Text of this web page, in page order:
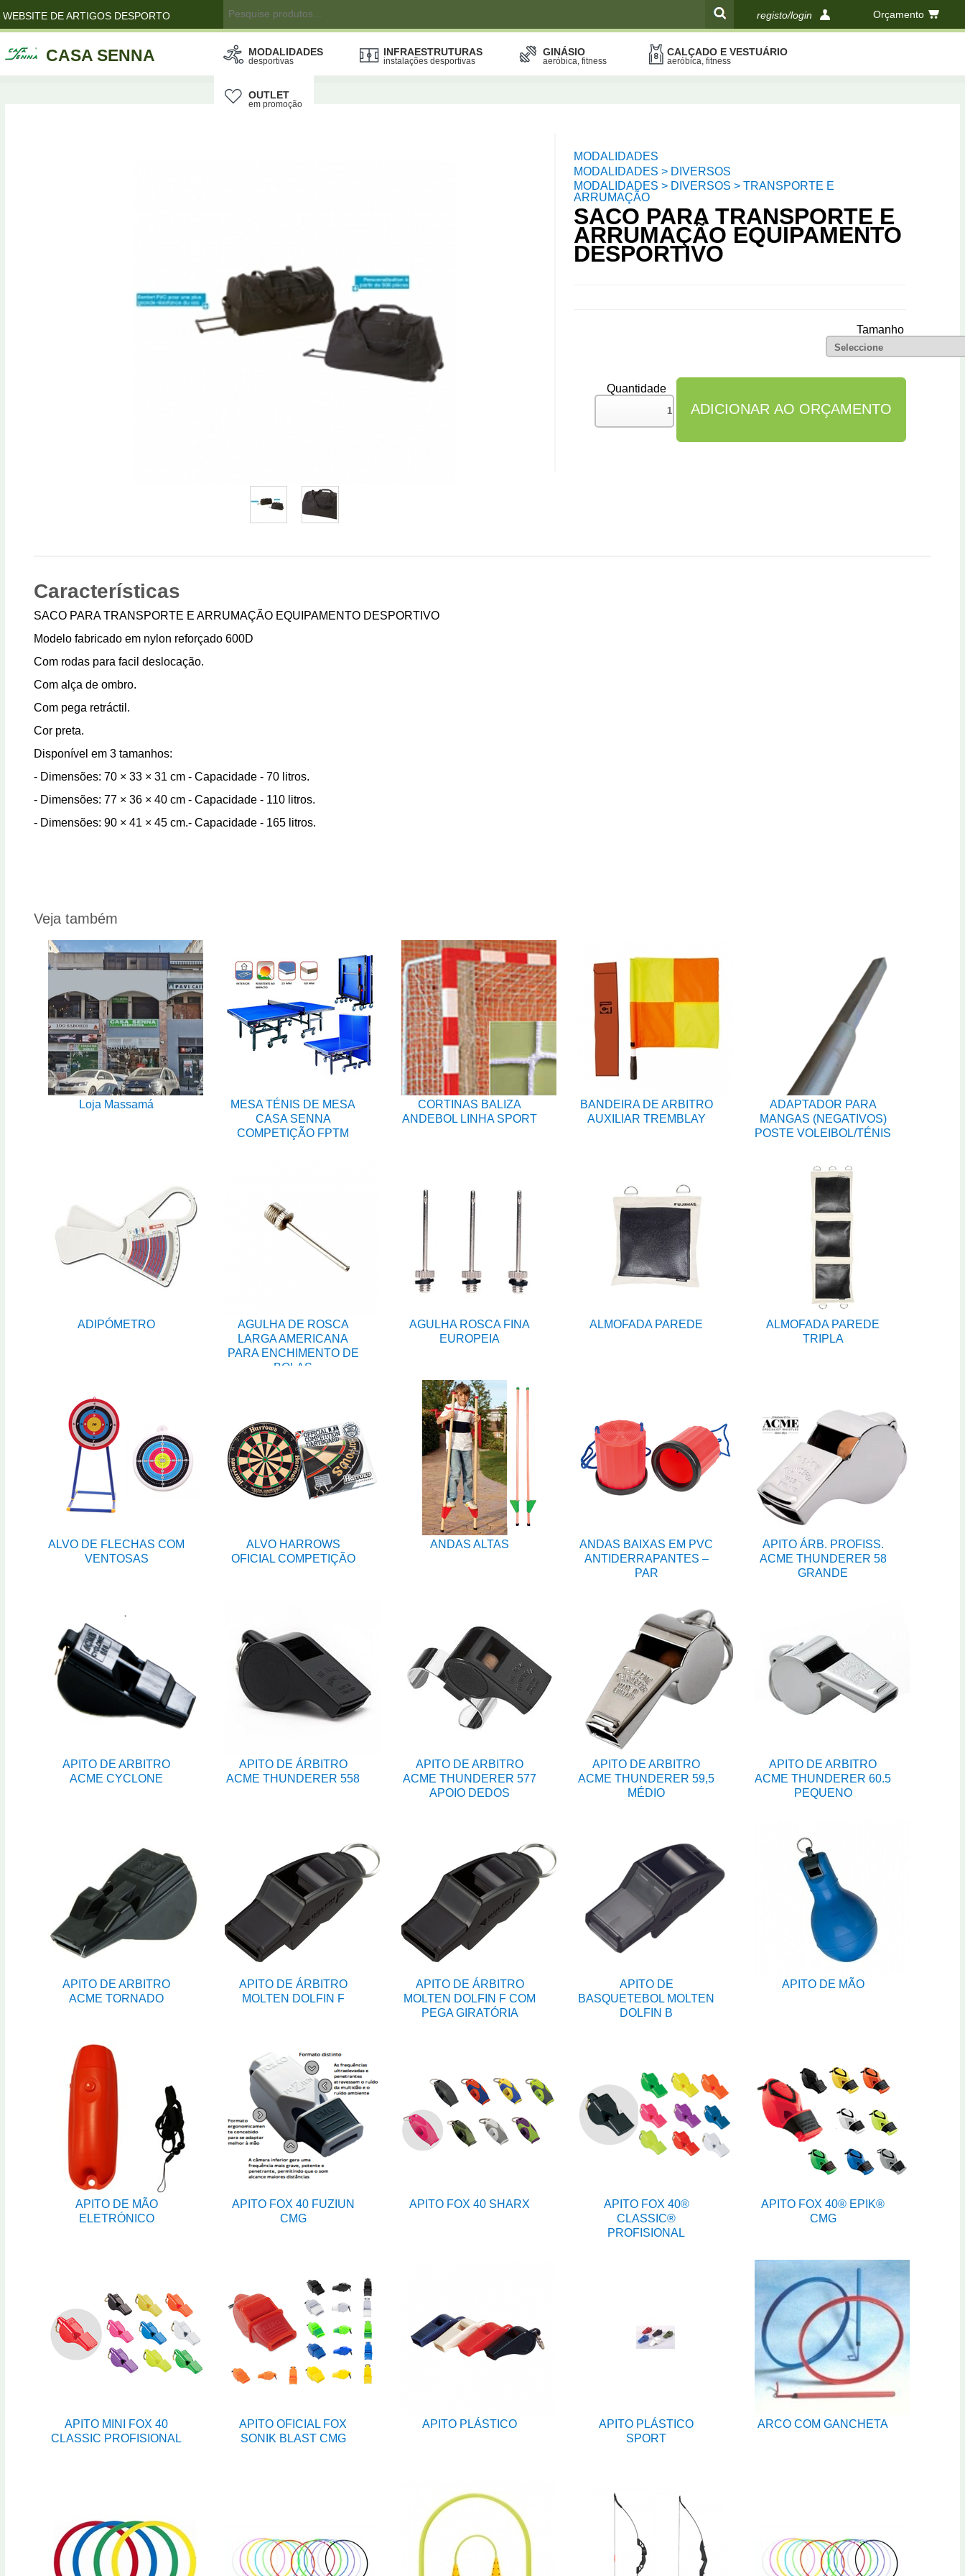
WEBSITE DE ARTIGOS DESPORTO registo/login Orçamento
CASA SENNA MODALIDADES
desportivas
INFRAESTRUTURAS
instalações desportivas
GINÁSIO
aeróbica, fitness
CALÇADO E VESTUÁRIO
aeróbica, fitness
OUTLET
em promoção
MODALIDADES
MODALIDADES > DIVERSOS
MODALIDADES > DIVERSOS > TRANSPORTE E
ARRUMAÇÃO
SACO PARA TRANSPORTE E
ARRUMAÇÃO EQUIPAMENTO
DESPORTIVO
Tamanho
Quantidade
Características
SACO PARA TRANSPORTE E ARRUMAÇÃO EQUIPAMENTO DESPORTIVO
Modelo fabricado em nylon reforçado 600D
Com rodas para facil deslocação.
Com alça de ombro.
Com pega retráctil.
Cor preta.
Disponível em 3 tamanhos:
- Dimensões: 70 × 33 × 31 cm - Capacidade - 70 litros.
- Dimensões: 77 × 36 × 40 cm - Capacidade - 110 litros.
- Dimensões: 90 × 41 × 45 cm.- Capacidade - 165 litros.
Veja também
Loja Massamá
MESA TÉNIS DE MESA
CASA SENNA
COMPETIÇÃO FPTM
CORTINAS BALIZA
ANDEBOL LINHA SPORT
BANDEIRA DE ARBITRO
AUXILIAR TREMBLAY
ADAPTADOR PARA
MANGAS (NEGATIVOS)
POSTE VOLEIBOL/TÉNIS
ADIPÓMETRO
AGULHA DE ROSCA
LARGA AMERICANA
PARA ENCHIMENTO DE
BOLAS
AGULHA ROSCA FINA
EUROPEIA
ALMOFADA PAREDE
ALMOFADA PAREDE
TRIPLA
ALVO DE FLECHAS COM
VENTOSAS
ALVO HARROWS
OFICIAL COMPETIÇÃO
ANDAS ALTAS
ANDAS BAIXAS EM PVC
ANTIDERRAPANTES –
PAR
APITO ÁRB. PROFISS.
ACME THUNDERER 58
GRANDE
APITO DE ARBITRO
ACME CYCLONE
APITO DE ÁRBITRO
ACME THUNDERER 558
APITO DE ARBITRO
ACME THUNDERER 577
APOIO DEDOS
APITO DE ARBITRO
ACME THUNDERER 59,5
MÉDIO
APITO DE ARBITRO
ACME THUNDERER 60.5
PEQUENO
APITO DE ARBITRO
ACME TORNADO
APITO DE ÁRBITRO
MOLTEN DOLFIN F
APITO DE ÁRBITRO
MOLTEN DOLFIN F COM
PEGA GIRATÓRIA
APITO DE
BASQUETEBOL MOLTEN
DOLFIN B
APITO DE MÃO
APITO DE MÃO
ELETRÓNICO
APITO FOX 40 FUZIUN
CMG
APITO FOX 40 SHARX
APITO FOX 40®
CLASSIC®
PROFISIONAL
APITO FOX 40® EPIK®
CMG
APITO MINI FOX 40
CLASSIC PROFISIONAL
APITO OFICIAL FOX
SONIK BLAST CMG
APITO PLÁSTICO
APITO PLÁSTICO
SPORT
ARCO COM GANCHETA